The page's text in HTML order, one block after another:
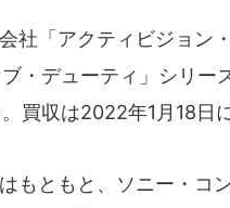
社「アクティビジョン
・デューティ」シリー
買収は2022年1月18日
もともと、ソニー・コ